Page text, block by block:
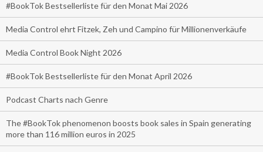
#BookTok Bestsellerliste für den Monat Mai 2026
Media Control ehrt Fitzek, Zeh und Campino für Millionenverkäufe
Media Control Book Night 2026
#BookTok Bestsellerliste für den Monat April 2026
Podcast Charts nach Genre
The #BookTok phenomenon boosts book sales in Spain generating
more than 116 million euros in 2025